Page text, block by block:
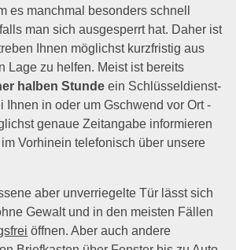
es manchmal besonders schnell
man sich ausgesperrt hat. Daher ist
Ihnen möglichst kurzfristig aus
Lage zu helfen. Meist ist bereits
halben Stunde ein Schlüsseldienst-
Ihnen in oder um Gschwend vor Ort -
genaue Zeitangabe informieren
Vorhinein telefonisch über unsere
aber unverriegelte Tür lässt sich
Gewalt und in den meisten Fällen
öffnen. Aber auch andere